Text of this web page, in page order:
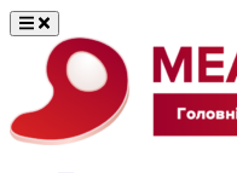
Перейти
вмісту